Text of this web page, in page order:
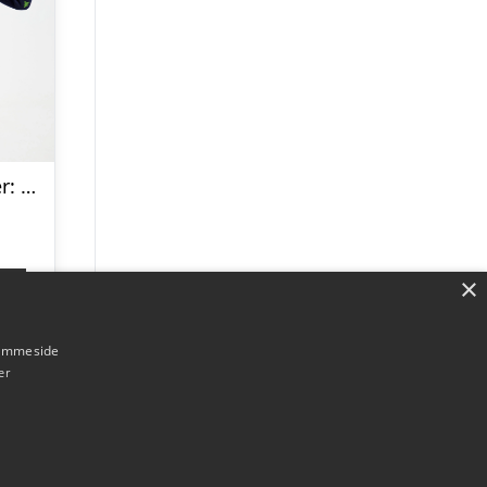
Årets julesweater: Heal The World Velgørenhed – herre / mænd. Ugly Christmas Sweater lavet i Danmark
×